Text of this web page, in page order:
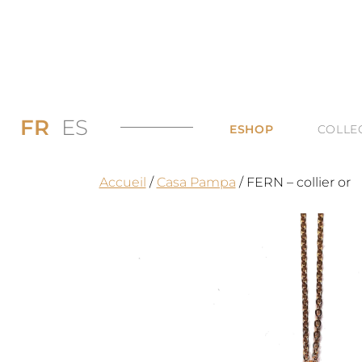
FR ES ESHOP
LES COLLIERS
LES BOUCLES
LES BRACELETS
TOUTES LES
Accueil / Casa Pampa / FERN – collier or